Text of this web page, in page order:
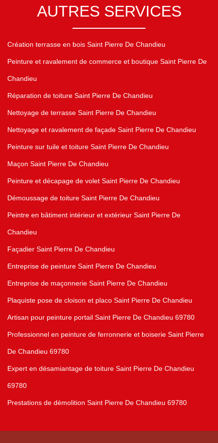
AUTRES SERVICES
Création terrasse en bois Saint Pierre De Chandieu
Peinture et ravalement de commerce et boutique Saint Pierre De
Chandieu
Réparation de toiture Saint Pierre De Chandieu
Nettoyage de terrasse Saint Pierre De Chandieu
Nettoyage et ravalement de façade Saint Pierre De Chandieu
Peinture sur tuile et toiture Saint Pierre De Chandieu
Maçon Saint Pierre De Chandieu
Peinture et décapage de volet Saint Pierre De Chandieu
Démoussage de toiture Saint Pierre De Chandieu
Peintre en bâtiment intérieur et extérieur Saint Pierre De
Chandieu
Façadier Saint Pierre De Chandieu
Entreprise de peinture Saint Pierre De Chandieu
Entreprise de maçonnerie Saint Pierre De Chandieu
Plaquiste pose de cloison et placo Saint Pierre De Chandieu
Artisan pour peinture portail Saint Pierre De Chandieu 69780
Professionnel en peinture de ferronnerie et boiserie Saint Pierre
De Chandieu 69780
Expert en désamiantage de toiture Saint Pierre De Chandieu
69780
Prestations de démolition Saint Pierre De Chandieu 69780